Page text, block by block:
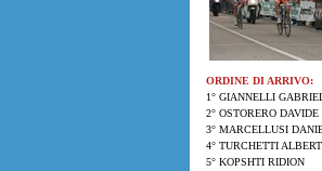
ORDINE DI ARRIVO:
1° GIANNELLI
2° OSTORERO DAVIDE
3° MARCELLUSI
4° TURCHETTI
5° KOPSHTI RIDION